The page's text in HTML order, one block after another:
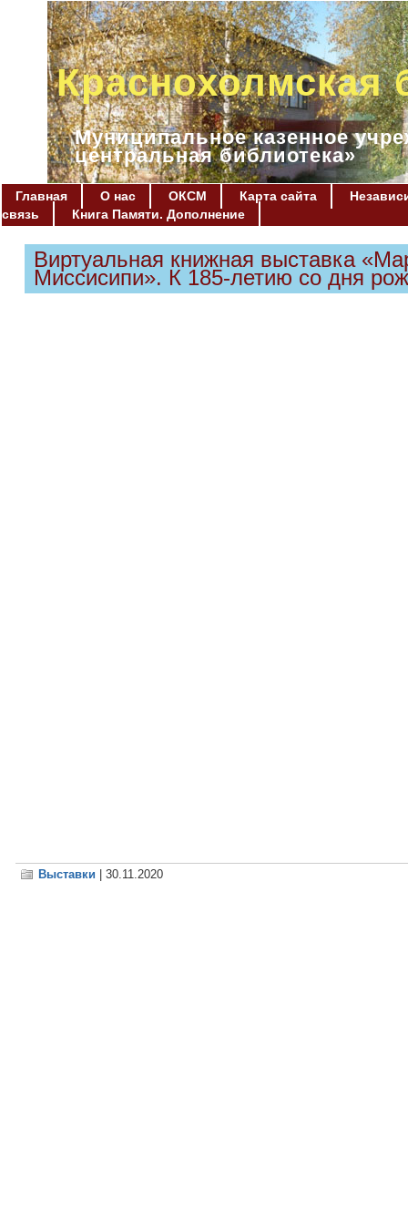
Краснохолмская
Муниципальное казенное
центральная библиотека»
Главная О нас ОКСМ Карта сайта
связь
Книга Памяти. Дополнение
Виртуальная книжная выставка
Миссисипи». К 185-летию со дня
Выставки | 30.11.2020